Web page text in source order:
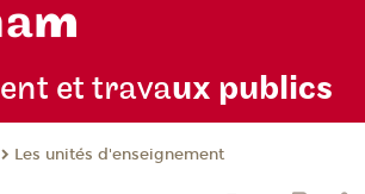
ent et travaux publics
Les unités d'enseignement